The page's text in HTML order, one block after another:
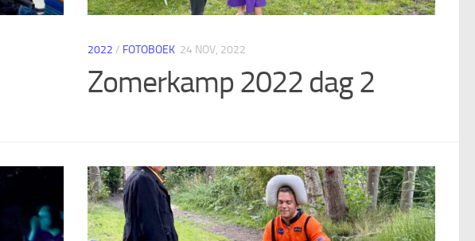
2022 / FOTOBOEK 24 NOV, 2022
Zomerkamp 2022 dag 2